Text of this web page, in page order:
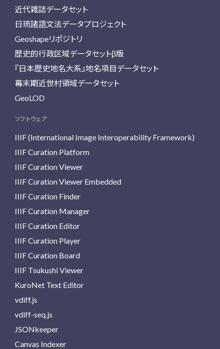
近代雑誌データセット
日琉諸語文法データプロジェクト
Geoshapeリポジトリ
歴史的行政区域データセットβ版
『日本歴史地名大系』地名項目データセット
幕末期近世村領域データセット
GeoLOD
ソフトウェア
IIIF (International Image Interoperability Framework)
IIIF Curation Platform
IIIF Curation Viewer
IIIF Curation Viewer Embedded
IIIF Curation Finder
IIIF Curation Manager
IIIF Curation Editor
IIIF Curation Player
IIIF Curation Board
IIIF Tsukushi Viewer
KuroNet Text Editor
vdiff.js
vdiff-seq.js
JSONkeeper
Canvas Indexer